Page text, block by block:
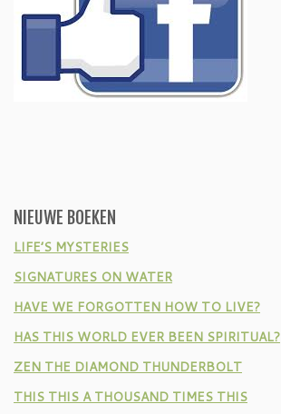
NIEUWE BOEKEN
LIFE’S MYSTERIES
SIGNATURES ON WATER
HAVE WE FORGOTTEN HOW TO LIVE?
HAS THIS WORLD EVER BEEN SPIRITUAL?
ZEN THE DIAMOND THUNDERBOLT
THIS THIS A THOUSAND TIMES THIS